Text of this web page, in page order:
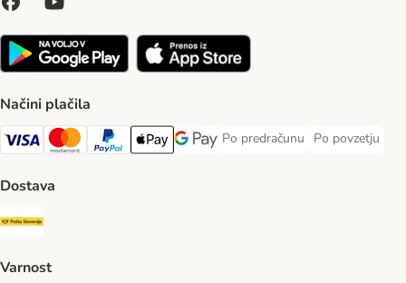
Načini plačila
Visa Payment Method
MasterCard Payment Method
PayPal Payment Method
Apple Pay Payment Method
Google pay Payment Method
Po predračunu
Po predračunu Payment Method
Po povzetju
Po povzetju
Dostava
Pošta Slovenije Shipping Method
Varnost